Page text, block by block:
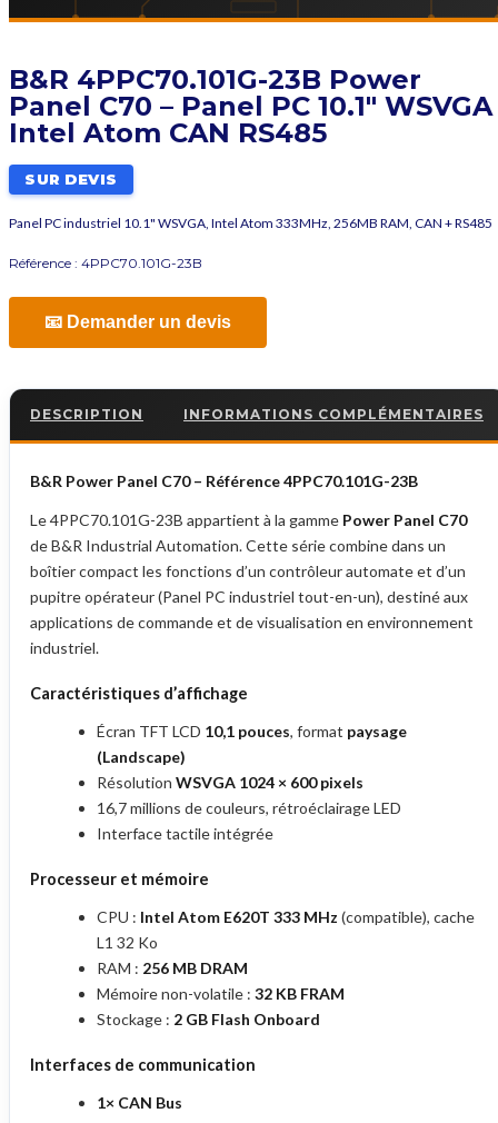
B&R 4PPC70.101G-23B Power
Panel C70 – Panel PC 10.1″ WSVGA
Intel Atom CAN RS485
SUR DEVIS
Panel PC industriel 10.1" WSVGA, Intel Atom 333MHz, 256MB RAM, CAN + RS485
Référence : 4PPC70.101G-23B
📧 Demander un devis
DESCRIPTION INFORMATIONS COMPLÉMENTAIRES
B&R Power Panel C70 – Référence 4PPC70.101G-23B
Le 4PPC70.101G-23B appartient à la gamme Power Panel C70
de B&R Industrial Automation. Cette série combine dans un
boîtier compact les fonctions d’un contrôleur automate et d’un
pupitre opérateur (Panel PC industriel tout-en-un), destiné aux
applications de commande et de visualisation en environnement
industriel.
Caractéristiques d’affichage
Écran TFT LCD 10,1 pouces, format paysage
(Landscape)
Résolution WSVGA 1024 × 600 pixels
16,7 millions de couleurs, rétroéclairage LED
Interface tactile intégrée
Processeur et mémoire
CPU : Intel Atom E620T 333 MHz (compatible), cache
L1 32 Ko
RAM : 256 MB DRAM
Mémoire non-volatile : 32 KB FRAM
Stockage : 2 GB Flash Onboard
Interfaces de communication
1× CAN Bus